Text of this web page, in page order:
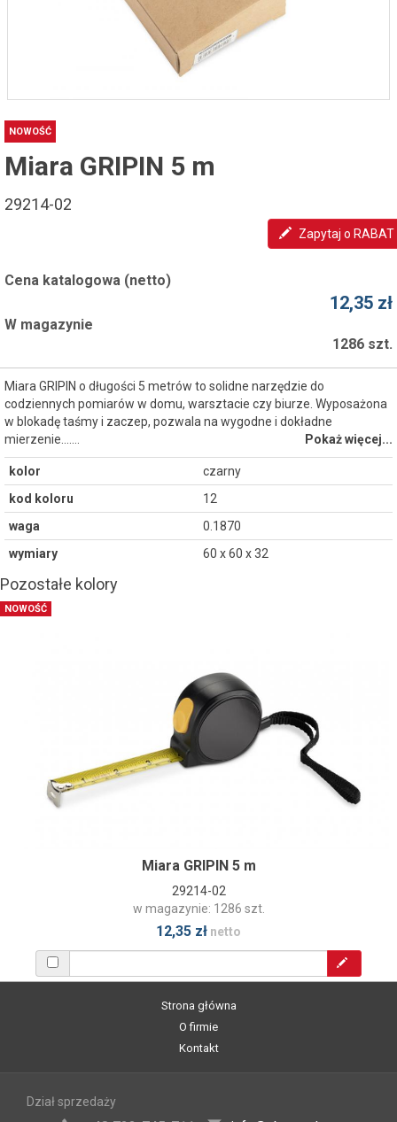
NOWOŚĆ
Miara GRIPIN 5 m
29214-02
Zapytaj o RABAT
Cena katalogowa (netto)
12,35 zł
W magazynie
1286 szt.
Miara GRIPIN o długości 5 metrów to solidne narzędzie do
codziennych pomiarów w domu, warsztacie czy biurze. Wyposażona
w blokadę taśmy i zaczep, pozwala na wygodne i dokładne
mierzenie....…
Pokaż więcej...
kolor
czarny
kod koloru
12
waga
0.1870
wymiary
60 x 60 x 32
Pozostałe kolory
NOWOŚĆ
Miara GRIPIN 5 m
29214-02
w magazynie: 1286 szt.
12,35 zł netto
Strona główna
O firmie
Kontakt
Dział sprzedaży